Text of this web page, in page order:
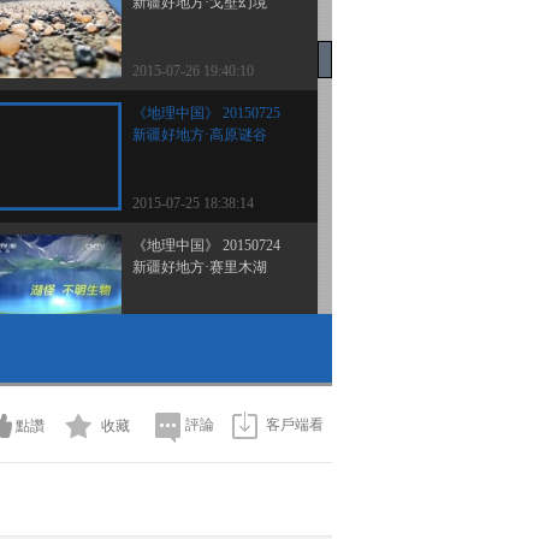
2015-07-26 19:40:10
《地理中国》 20150725
新疆好地方·高原谜谷
2015-07-25 18:38:14
《地理中国》 20150724
新疆好地方·赛里木湖
2015-07-23 19:30:10
天山三奇 20150722
點讚 收藏 評論 客戶端看